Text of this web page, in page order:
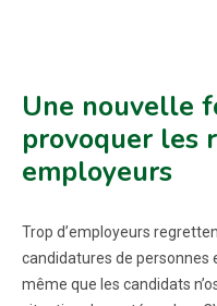
Une nouvelle
provoquer les
employeurs
Trop d’employeurs
candidatures de personnes
même que les candidats